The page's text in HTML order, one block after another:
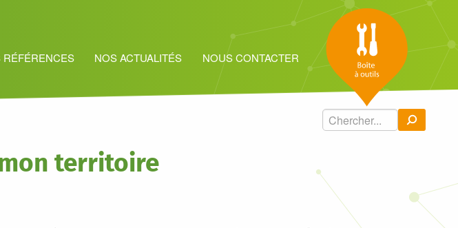
RÉFÉRENCES NOS ACTUALITÉS NOUS CONTACTER
Search
for:
territoire